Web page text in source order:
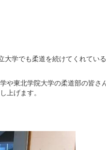
学でも柔道を続けてくれてい
や東北学院大学の柔道部の皆さ
上げます。